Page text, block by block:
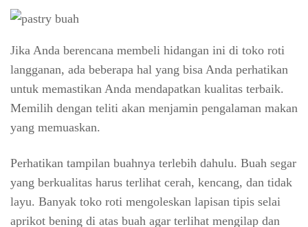
Jika Anda berencana membeli hidangan ini di toko roti
langganan, ada beberapa hal yang bisa Anda perhatikan
untuk memastikan Anda mendapatkan kualitas terbaik.
Memilih dengan teliti akan menjamin pengalaman makan
yang memuaskan.
Perhatikan tampilan buahnya terlebih dahulu. Buah segar
yang berkualitas harus terlihat cerah, kencang, dan tidak
layu. Banyak toko roti mengoleskan lapisan tipis selai
aprikot bening di atas buah agar terlihat mengilap dan